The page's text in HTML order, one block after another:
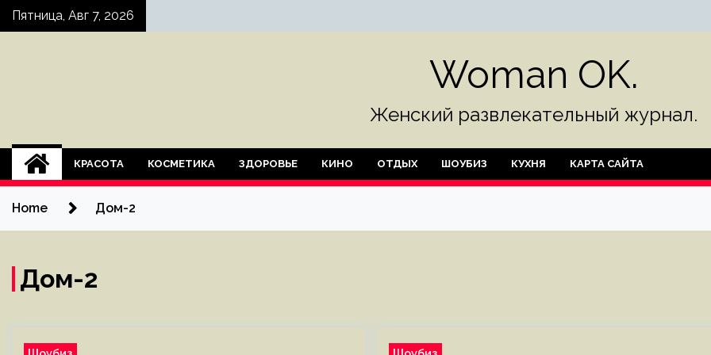
SkipПятница, Авг 7, 2026
Woman OK.
Женский развлекательный журнал.
КРАСОТА КОСМЕТИКА ЗДОРОВЬЕ КИНО ОТДЫХ ШОУБИЗ КУХНЯ КАРТА САЙТА
Home Дом-2
Дом-2